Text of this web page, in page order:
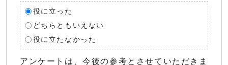
役に立った
どちらともいえない
役に立たなかった
アンケートは、今後の参考とさせていただきま